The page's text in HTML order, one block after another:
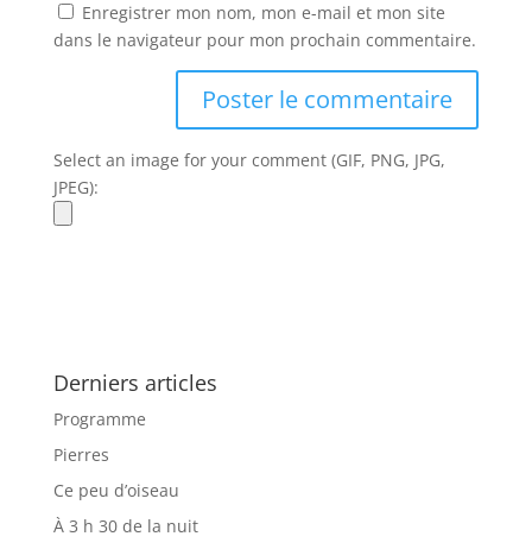
Enregistrer mon nom, mon e-mail et mon site
dans le navigateur pour mon prochain commentaire.
Select an image for your comment (GIF, PNG, JPG,
JPEG):
Derniers articles
Programme
Pierres
Ce peu d’oiseau
À 3 h 30 de la nuit